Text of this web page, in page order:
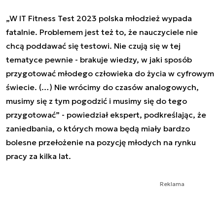
„W IT Fitness Test 2023 polska młodzież wypada
fatalnie. Problemem jest też to, że nauczyciele nie
chcą poddawać się testowi. Nie czują się w tej
tematyce pewnie - brakuje wiedzy, w jaki sposób
przygotować młodego człowieka do życia w cyfrowym
świecie. (…) Nie wrócimy do czasów analogowych,
musimy się z tym pogodzić i musimy się do tego
przygotować” - powiedział ekspert, podkreślając, że
zaniedbania, o których mowa będą miały bardzo
bolesne przełożenie na pozycję młodych na rynku
pracy za kilka lat.
Reklama